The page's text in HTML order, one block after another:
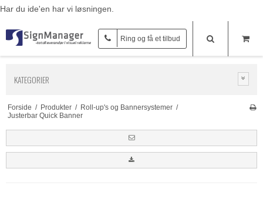
Har du ide'en har vi løsningen.
Ring og få et tilbud
KATEGORIER
Forside / Produkter / Roll-up's og Bannersystemer /
Justerbar Quick Banner